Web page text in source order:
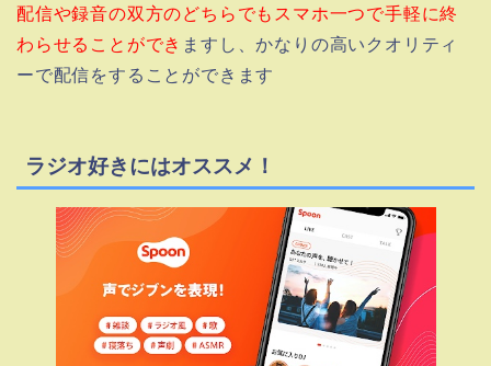
配信や録音の双方のどちらでもスマホ一つで手軽に終
わらせることができ ますし、かなりの高いクオリティ
ーで配信をすることができます
ラジオ好きにはオススメ！